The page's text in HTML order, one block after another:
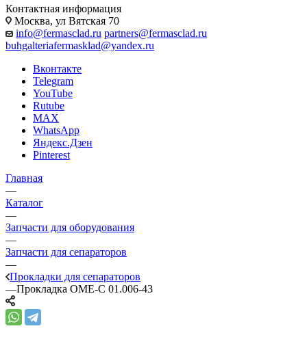
Контактная информация
Москва, ул Вятская 70
info@fermasclad.ru partners@fermasclad.ru
buhgalteriafermasklad@yandex.ru
Вконтакте
Telegram
YouTube
Rutube
MAX
WhatsApp
Яндекс.Дзен
Pinterest
Главная
—
Каталог
—
Запчасти для оборудования
—
Запчасти для сепараторов
—
Прокладки для сепараторов
—Прокладка ОМЕ-С 01.006-43